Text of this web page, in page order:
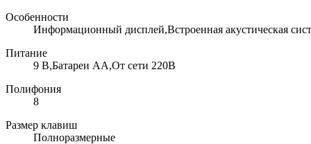
Особенности
Информационный дисплей,Встроенная акустическая
Питание
9 В,Батареи АА,От сети 220В
Полифония
8
Размер клавиш
Полноразмерные